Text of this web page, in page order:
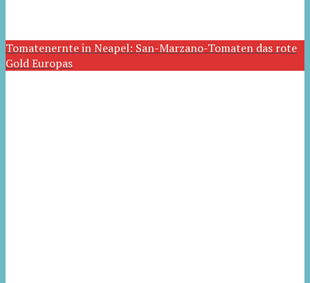
Tomatenernte in Neapel: San-Marzano-Tomaten das rote
Gold Europas